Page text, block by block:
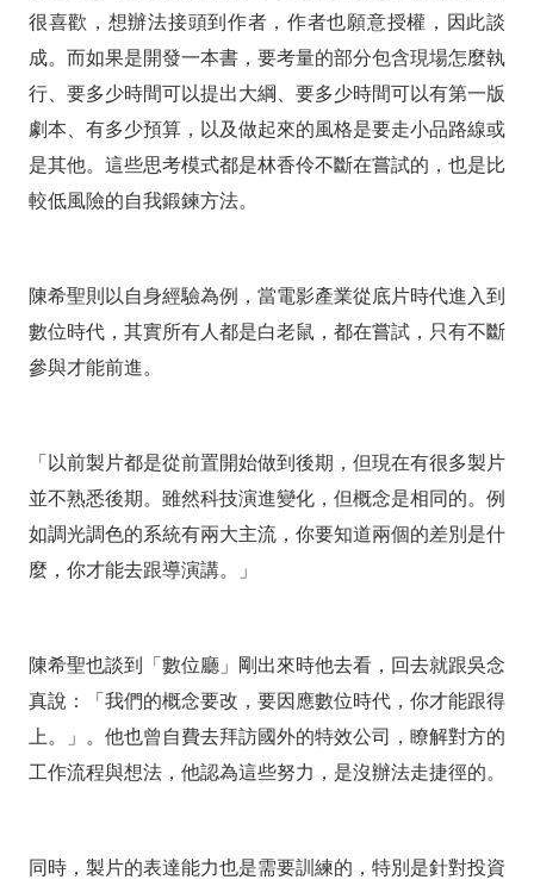
很喜歡，想辦法接頭到作者，作者也願意授權，因此談
成。而如果是開發一本書，要考量的部分包含現場怎麼執
行、要多少時間可以提出大綱、要多少時間可以有第一版
劇本、有多少預算，以及做起來的風格是要走小品路線或
是其他。這些思考模式都是林香伶不斷在嘗試的，也是比
較低風險的自我鍛鍊方法。
陳希聖則以自身經驗為例，當電影產業從底片時代進入到
數位時代，其實所有人都是白老鼠，都在嘗試，只有不斷
參與才能前進。
「以前製片都是從前置開始做到後期，但現在有很多製片
並不熟悉後期。雖然科技演進變化，但概念是相同的。例
如調光調色的系統有兩大主流，你要知道兩個的差別是什
麼，你才能去跟導演講。」
陳希聖也談到「數位廳」剛出來時他去看，回去就跟吳念
真說：「我們的概念要改，要因應數位時代，你才能跟得
上。」。他也曾自費去拜訪國外的特效公司，瞭解對方的
工作流程與想法，他認為這些努力，是沒辦法走捷徑的。
同時，製片的表達能力也是需要訓練的，特別是針對投資